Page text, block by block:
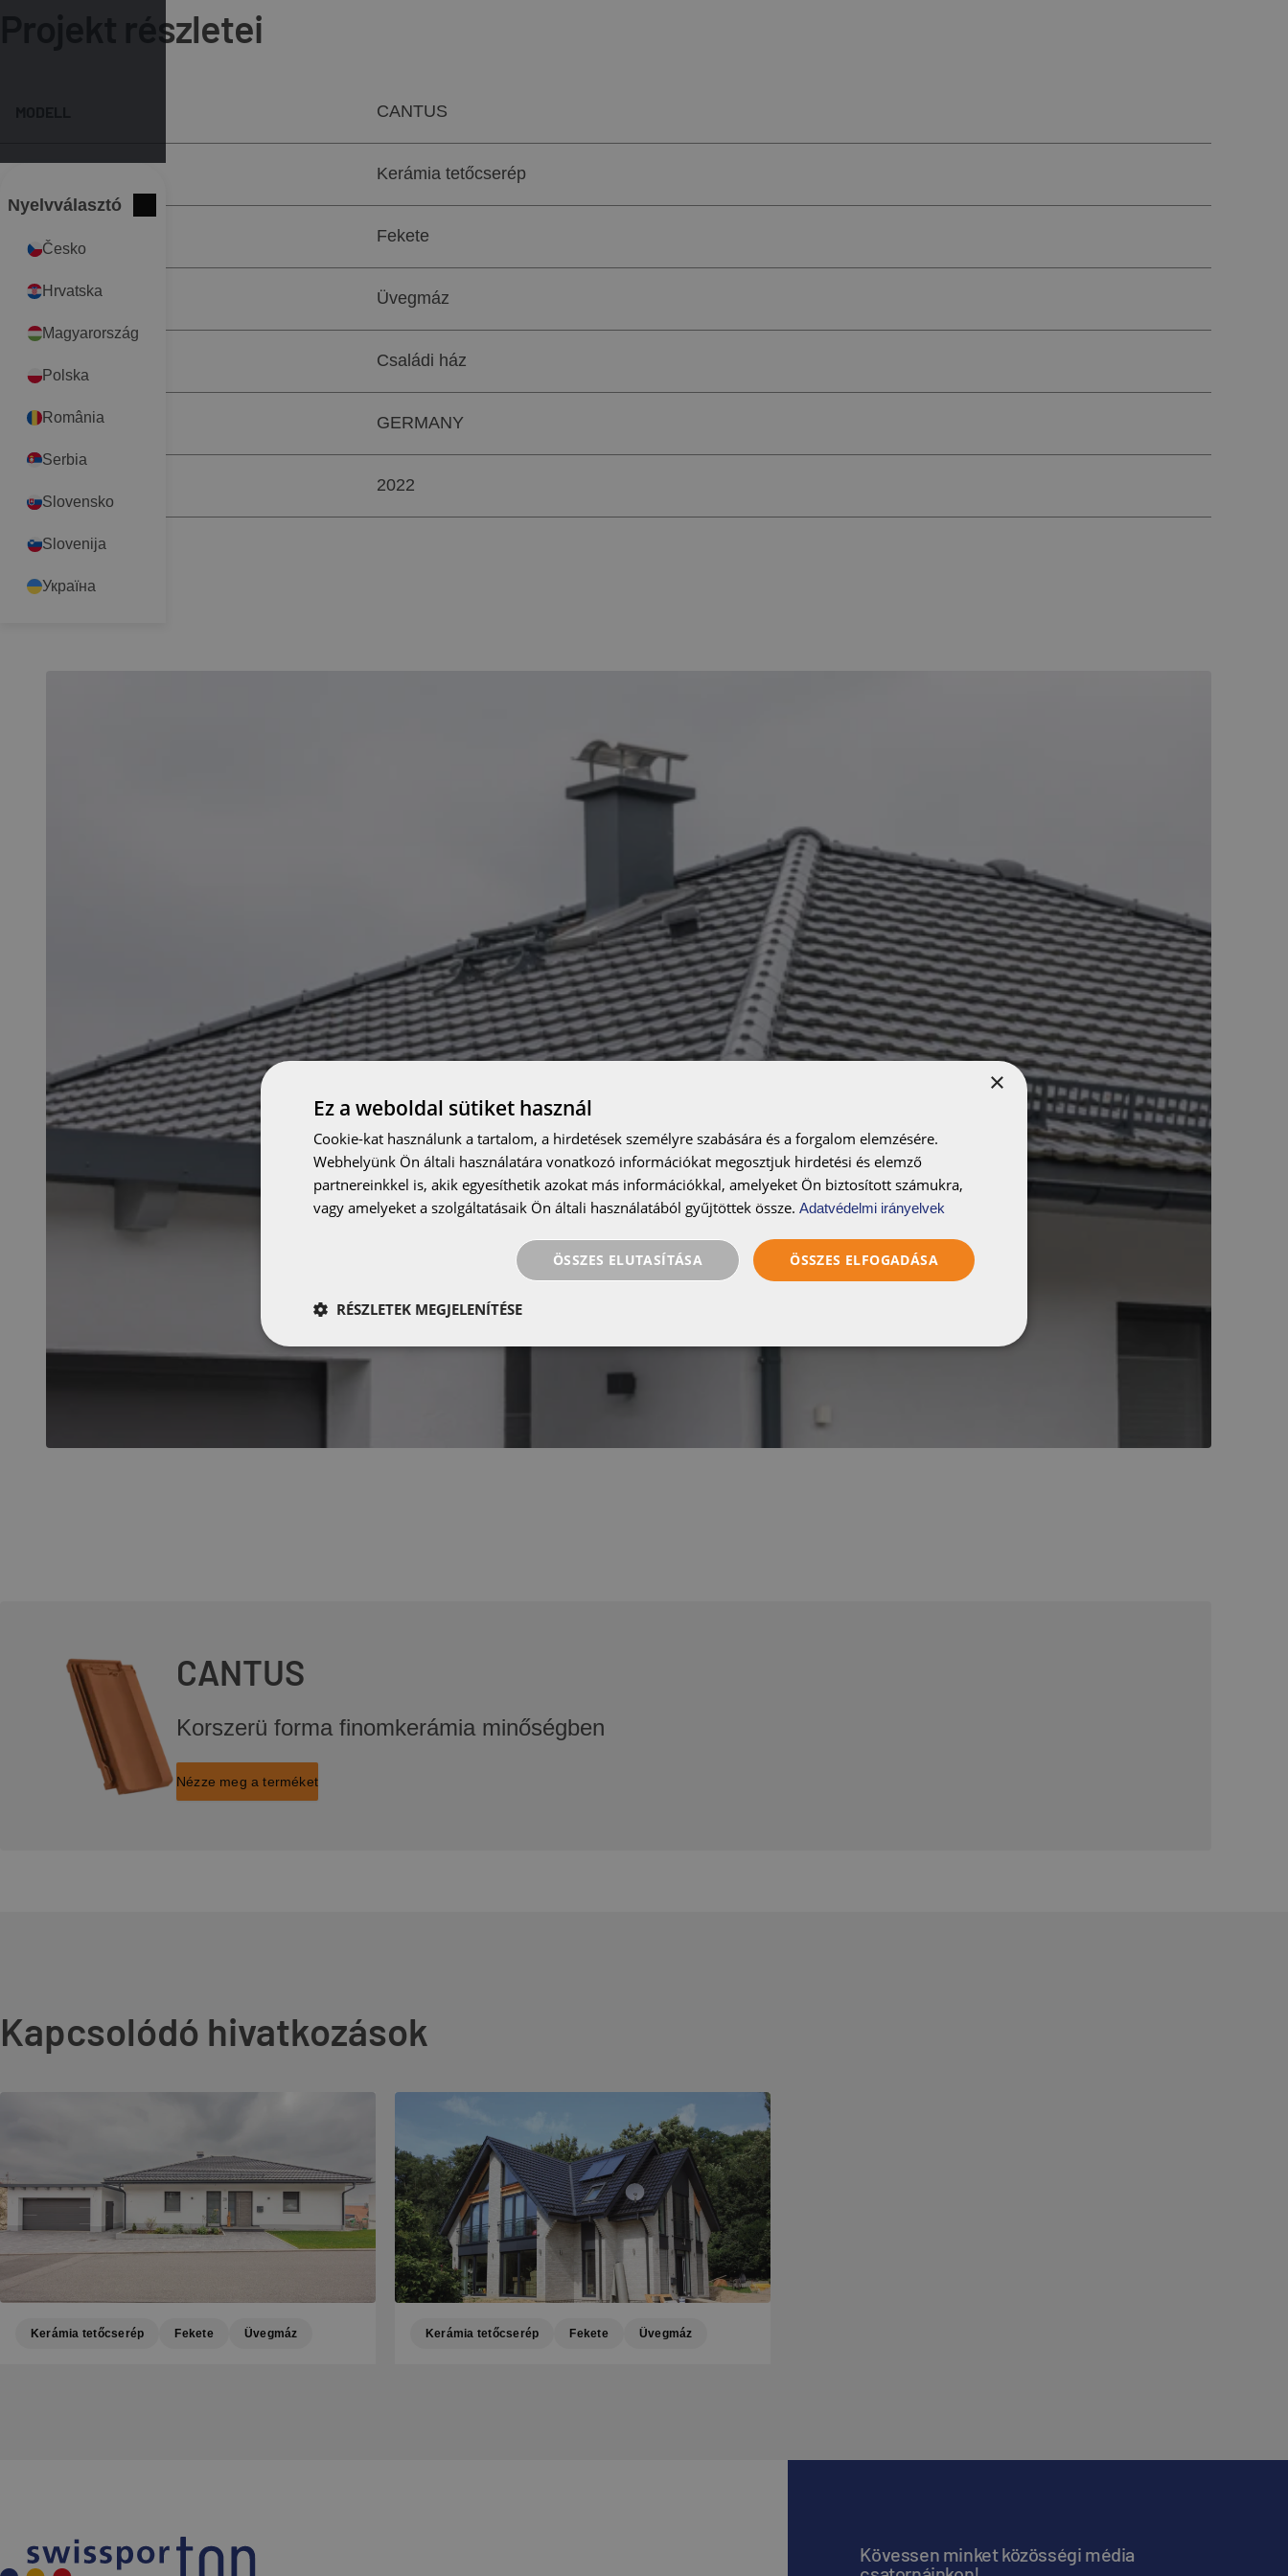
Projekt részletei
CANTUS
Kerámia tetőcserép
SZÍN Fekete
FELÜLET Üvegmáz
Családi ház
HELYSZÍN GERMANY
2022
CANTUS
Korszerü forma finomkerámia minőségben
Nézze meg a terméket
Kapcsolódó hivatkozások
Kerámia tetőcserép Fekete Üvegmáz Kerámia tetőcserép Fekete Üvegmáz
Kövessen minket közösségi média
Nyelvválasztó Bezár
International
Česko
Hrvatska
Magyarország
Polska
România
Serbia
Slovensko
Slovenija
Україна
×
Ez a weboldal sütiket használ
Cookie-kat használunk a tartalom, a hirdetések személyre szabására és a forgalom elemzésére.
Webhelyünk Ön általi használatára vonatkozó információkat megosztjuk hirdetési és elemző
partnereinkkel is, akik egyesíthetik azokat más információkkal, amelyeket Ön biztosított számukra,
vagy amelyeket a szolgáltatásaik Ön általi használatából gyűjtöttek össze. Adatvédelmi irányelvek
ÖSSZES ELFOGADÁSA
ÖSSZES ELUTASÍTÁSA
RÉSZLETEK MEGJELENÍTÉSE